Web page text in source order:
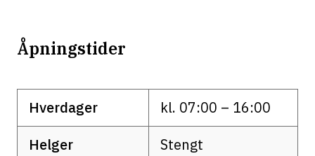
Åpningstider
Hverdager
kl. 07:00 – 16:00
Helger
Stengt